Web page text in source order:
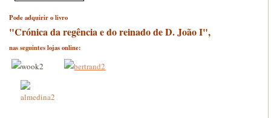
Pode adquirir o livro
"Crónica da regência e do reinado de D. João I",
nas seguintes lojas online: